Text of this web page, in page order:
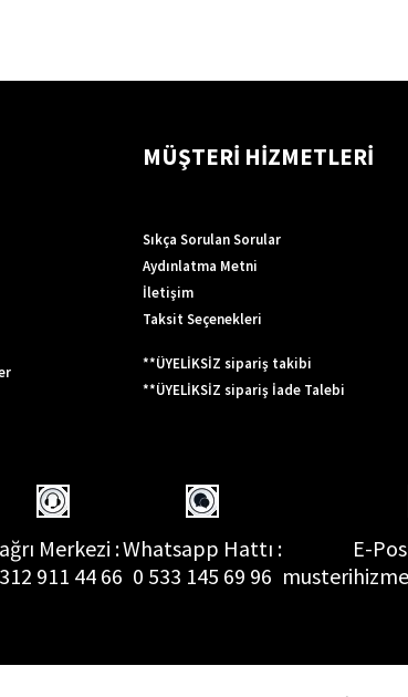
MÜŞTERİ HİZMETLERİ
Sıkça Sorulan Sorular
Aydınlatma Metni
İletişim
Taksit Seçenekleri
**ÜYELİKSİZ sipariş takibi
**ÜYELİKSİZ sipariş İade Talebi
Merkezi :
911 44 66
Whatsapp Hattı :
0 533 145 69 96
E-